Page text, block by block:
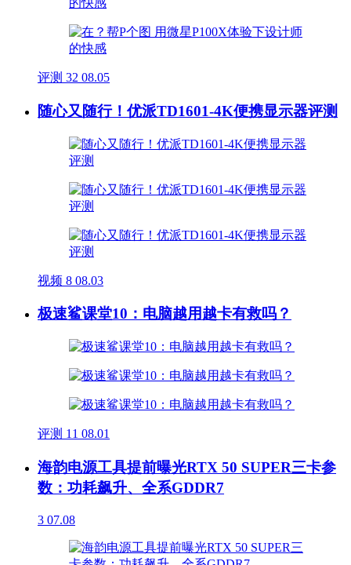
评测 32 08.05
随心又随行！优派TD1601-4K便携显示器评测
视频 8 08.03
极速鲨课堂10：电脑越用越卡有救吗？
评测 11 08.01
海韵电源工具提前曝光RTX 50 SUPER三卡参
数：功耗飙升、全系GDDR7
3 07.08